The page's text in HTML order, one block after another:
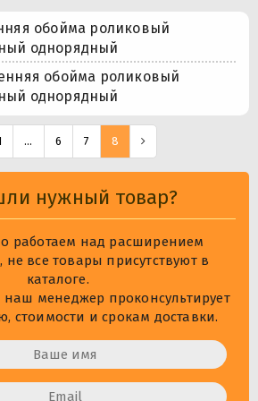
обойма роликовый
однорядный
обойма роликовый
однорядный
... 6 7 8
нужный товар?
работаем над расширением
не все товары присутствуют в
каталоге.
менеджер проконсультирует
стоимости и срокам доставки.